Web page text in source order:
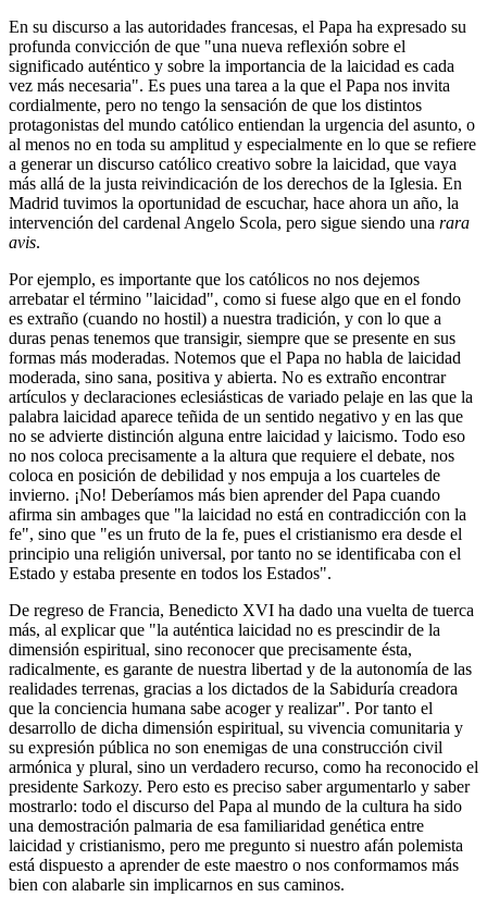
En su discurso a las autoridades francesas, el Papa ha expresado su
profunda convicción de que "una nueva reflexión sobre el
significado auténtico y sobre la importancia de la laicidad es cada
vez más necesaria". Es pues una tarea a la que el Papa nos invita
cordialmente, pero no tengo la sensación de que los distintos
protagonistas del mundo católico entiendan la urgencia del asunto, o
al menos no en toda su amplitud y especialmente en lo que se refiere
a generar un discurso católico creativo sobre la laicidad, que vaya
más allá de la justa reivindicación de los derechos de la Iglesia. En
Madrid tuvimos la oportunidad de escuchar, hace ahora un año, la
intervención del cardenal Angelo Scola, pero sigue siendo una rara
avis.
Por ejemplo, es importante que los católicos no nos dejemos
arrebatar el término "laicidad", como si fuese algo que en el fondo
es extraño (cuando no hostil) a nuestra tradición, y con lo que a
duras penas tenemos que transigir, siempre que se presente en sus
formas más moderadas. Notemos que el Papa no habla de laicidad
moderada, sino sana, positiva y abierta. No es extraño encontrar
artículos y declaraciones eclesiásticas de variado pelaje en las que la
palabra laicidad aparece teñida de un sentido negativo y en las que
no se advierte distinción alguna entre laicidad y laicismo. Todo eso
no nos coloca precisamente a la altura que requiere el debate, nos
coloca en posición de debilidad y nos empuja a los cuarteles de
invierno. ¡No! Deberíamos más bien aprender del Papa cuando
afirma sin ambages que "la laicidad no está en contradicción con la
fe", sino que "es un fruto de la fe, pues el cristianismo era desde el
principio una religión universal, por tanto no se identificaba con el
Estado y estaba presente en todos los Estados".
De regreso de Francia, Benedicto XVI ha dado una vuelta de tuerca
más, al explicar que "la auténtica laicidad no es prescindir de la
dimensión espiritual, sino reconocer que precisamente ésta,
radicalmente, es garante de nuestra libertad y de la autonomía de las
realidades terrenas, gracias a los dictados de la Sabiduría creadora
que la conciencia humana sabe acoger y realizar". Por tanto el
desarrollo de dicha dimensión espiritual, su vivencia comunitaria y
su expresión pública no son enemigas de una construcción civil
armónica y plural, sino un verdadero recurso, como ha reconocido el
presidente Sarkozy. Pero esto es preciso saber argumentarlo y saber
mostrarlo: todo el discurso del Papa al mundo de la cultura ha sido
una demostración palmaria de esa familiaridad genética entre
laicidad y cristianismo, pero me pregunto si nuestro afán polemista
está dispuesto a aprender de este maestro o nos conformamos más
bien con alabarle sin implicarnos en sus caminos.